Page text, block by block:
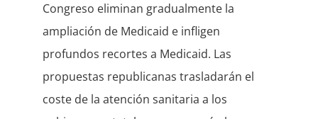
Congreso eliminan gradualmente la
ampliación de Medicaid e infligen
profundos recortes a Medicaid. Las
propuestas republicanas trasladarán el
coste de la atención sanitaria a los